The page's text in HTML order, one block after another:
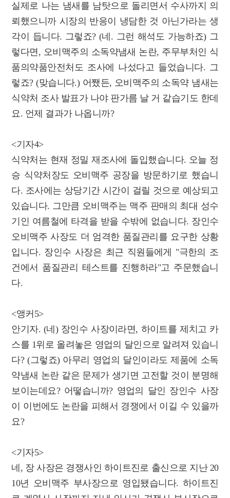
실제로 나는 냄새를 남탓으로 돌리면서 수사까지 의
뢰했으니까 시장의 반응이 냉담한 것 아닌가라는 생
각이 듭니다. 그렇죠? (네. 그런 해석도 가능하죠) 그
렇다면, 오비맥주의 소독약냄새 논란, 주무부처인 식
품의약품안전처도 조사에 나섰다고 들었습니다. 그
렇죠? (맞습니다.) 어쨌든, 오비맥주의 소독약 냄새는
식약처 조사 발표가 나야 판가름 날 거 같습기도 한데
요. 언제 결과가 나옵니까?
<기자4>
식약처는 현재 정밀 재조사에 돌입했습니다. 오늘 정
승 식약처장도 오비맥주 공장을 방문하기로 했습니
다. 조사에는 상당기간 시간이 걸릴 것으로 예상되고
있습니다. 그만큼 오비맥주는 맥주 판매의 최대 성수
기인 여름철에 타격을 받을 수밖에 없습니다. 장인수
오비맥주 사장도 더 엄격한 품질관리를 요구한 상황
입니다. 장인수 사장은 최근 직원들에게 "극한의 조
건에서 품질관리 테스트를 진행하라"고 주문했습니
다.
<앵커5>
안기자. (네) 장인수 사장이라면, 하이트를 제치고 카
스를 1위로 올려놓은 영업의 달인으로 알려져 있습니
다? (그렇죠) 아무리 영업의 달인이라도 제품에 소독
약냄새 논란 같은 문제가 생기면 고전할 것이 분명해
보이는데요? 어떻습니까? 영업의 달인 장인수 사장
이 이번에도 논란을 피해서 경쟁에서 이길 수 있을까
요?
<기자5>
네, 장 사장은 경쟁사인 하이트진로 출신으로 지난 20
10년 오비맥주 부사장으로 영입됐습니다. 하이트진